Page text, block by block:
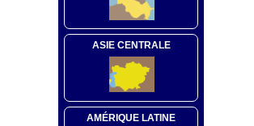
ASIE CENTRALE
AMÉRIQUE LATINE